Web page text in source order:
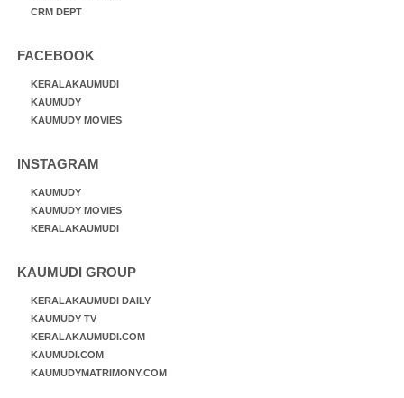
CRM DEPT
FACEBOOK
KERALAKAUMUDI
KAUMUDY
KAUMUDY MOVIES
INSTAGRAM
KAUMUDY
KAUMUDY MOVIES
KERALAKAUMUDI
KAUMUDI GROUP
KERALAKAUMUDI DAILY
KAUMUDY TV
KERALAKAUMUDI.COM
KAUMUDI.COM
KAUMUDYMATRIMONY.COM